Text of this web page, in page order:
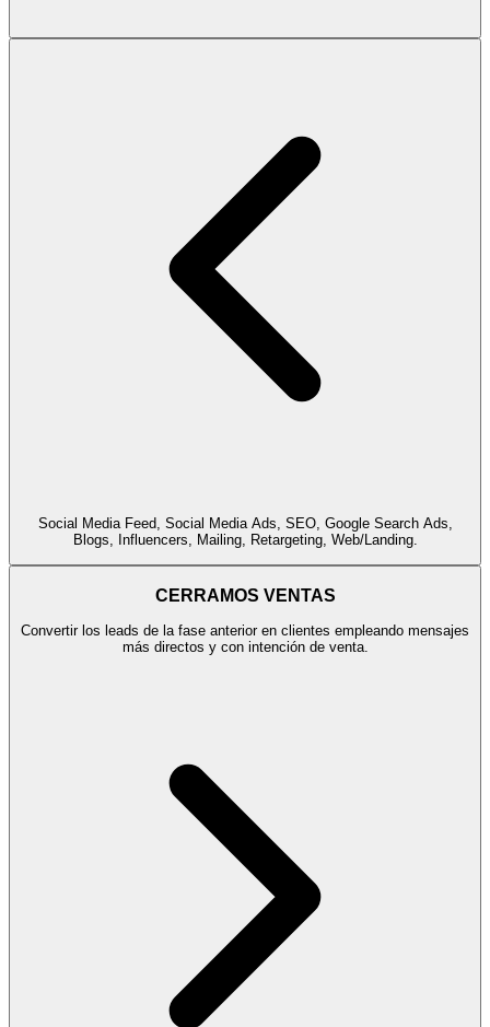
Social Media Feed, Social Media Ads, SEO, Google Search Ads,
Blogs, Influencers, Mailing, Retargeting, Web/Landing.
CERRAMOS VENTAS
Convertir los leads de la fase anterior en clientes empleando mensajes
más directos y con intención de venta.